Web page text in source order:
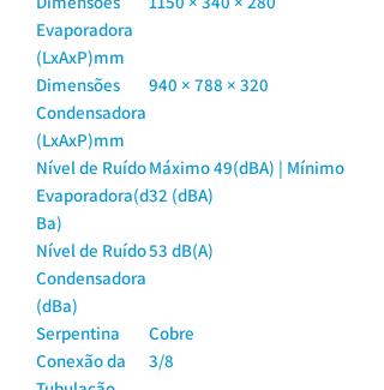
Evaporadora
(LxAxP)mm
Dimensões
Condensadora
(LxAxP)mm
940 × 788 × 320
Nível de Ruído
Evaporadora(d
Ba)
Máximo 49(dBA) | Mínimo
32 (dBA)
Nível de Ruído
Condensadora
(dBa)
53 dB(A)
Serpentina
Cobre
Conexão da
3/8